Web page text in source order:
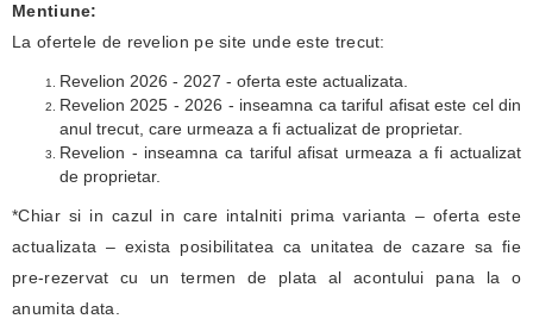
Mentiune:
La ofertele de revelion pe site unde este trecut:
Revelion 2026 - 2027 - oferta este actualizata.
Revelion 2025 - 2026 - inseamna ca tariful afisat este cel din
anul trecut, care urmeaza a fi actualizat de proprietar.
Revelion - inseamna ca tariful afisat urmeaza a fi actualizat
de proprietar.
*Chiar si in cazul in care intalniti prima varianta – oferta este
actualizata – exista posibilitatea ca unitatea de cazare sa fie
pre-rezervat cu un termen de plata al acontului pana la o
anumita data.